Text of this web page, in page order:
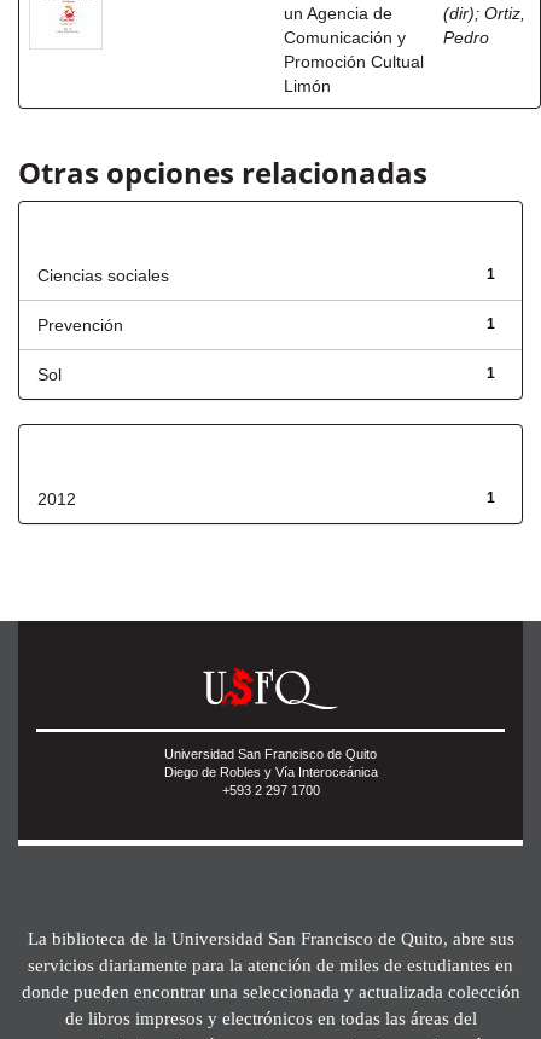
un Agencia de
Comunicación y
Promoción Cultual
Limón
(dir); Ortiz,
Pedro
Otras opciones relacionadas
1
Ciencias sociales
1
Prevención
1
Sol
1
2012
Universidad San Francisco de Quito
Diego de Robles y Vía Interoceánica
+593 2 297 1700
La biblioteca de la Universidad San Francisco de Quito, abre sus
servicios diariamente para la atención de miles de estudiantes en
donde pueden encontrar una seleccionada y actualizada colección
de libros impresos y electrónicos en todas las áreas del